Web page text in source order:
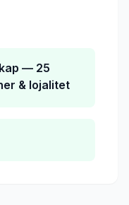
— 25
& lojalitet